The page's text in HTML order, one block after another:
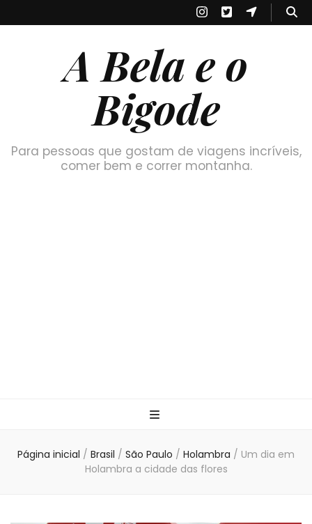
A Bela e o
Bigode
Para pessoas que gostam de viagens incríveis,
comer bem e correr montanha.
Página inicial / Brasil / São Paulo / Holambra / Um dia em
Holambra a cidade das flores